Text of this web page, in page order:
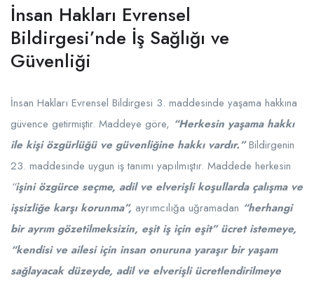
İnsan Hakları Evrensel
Bildirgesi’nde İş Sağlığı ve
Güvenliği
İnsan Hakları Evrensel Bildirgesi 3. maddesinde yaşama hakkına
güvence getirmiştir. Maddeye göre, “Herkesin yaşama hakkı
ile kişi özgürlüğü ve güvenliğine hakkı vardır.”Bildirgenin
23. maddesinde uygun iş tanımı yapılmıştır. Maddede herkesin
“işini özgürce seçme, adil ve elverişli koşullarda çalışma ve
işsizliğe karşı korunma”, ayrımcılığa uğramadan “herhangi
bir ayrım gözetilmeksizin, eşit iş için eşit” ücret istemeye,
“kendisi ve ailesi için insan onuruna yaraşır bir yaşam
sağlayacak düzeyde, adil ve elverişli ücretlendirilmeye